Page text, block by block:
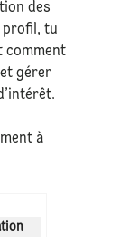
des
profil, tu
comment
gérer
à